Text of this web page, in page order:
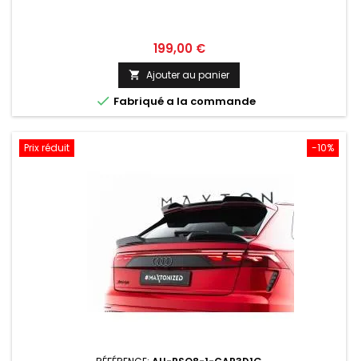
Prix
199,00 €
 Ajouter au panier
 Fabriqué a la commande
-10%
Prix réduit